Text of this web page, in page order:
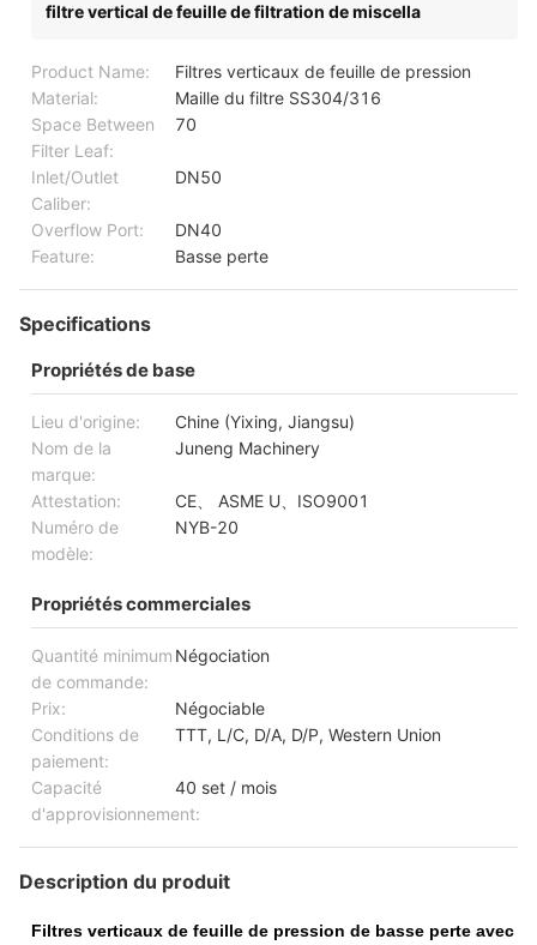
filtre vertical de feuille de filtration de miscella
Product Name:
Filtres verticaux de feuille de pression
Material:
Maille du filtre SS304/316
Space Between
Filter Leaf:
70
Inlet/Outlet
Caliber:
DN50
Overflow Port:
DN40
Feature:
Basse perte
Specifications
Propriétés de base
Lieu d'origine:
Chine (Yixing, Jiangsu)
Nom de la
marque:
Juneng Machinery
Attestation:
CE、 ASME U、ISO9001
Numéro de
modèle:
NYB-20
Propriétés commerciales
Quantité minimum
de commande:
Négociation
Prix:
Négociable
Conditions de
paiement:
TTT, L/C, D/A, D/P, Western Union
Capacité
d'approvisionnement:
40 set / mois
Description du produit
Filtres verticaux de feuille de pression de basse perte avec